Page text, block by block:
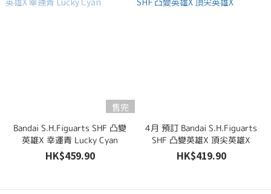
售完
Bandai S.H.Figuarts SHF 凸變
英雄X 幸運青 Lucky Cyan
HK$459.90
4月 預訂 Bandai S.H.Figuarts
SHF 凸變英雄X 頂尖英雄X
HK$419.90